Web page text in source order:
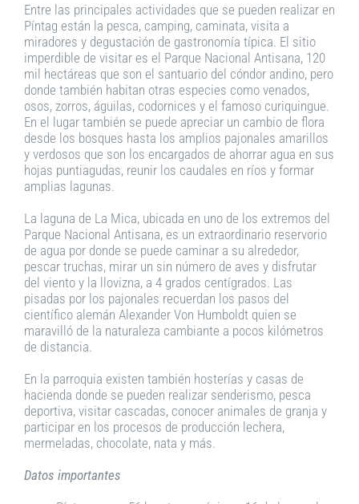
Entre las principales actividades que se pueden realizar en
Píntag están la pesca, camping, caminata, visita a
miradores y degustación de gastronomía típica. El sitio
imperdible de visitar es el Parque Nacional Antisana, 120
mil hectáreas que son el santuario del cóndor andino, pero
donde también habitan otras especies como venados,
osos, zorros, águilas, codornices y el famoso curiquingue.
En el lugar también se puede apreciar un cambio de flora
desde los bosques hasta los amplios pajonales amarillos
y verdosos que son los encargados de ahorrar agua en sus
hojas puntiagudas, reunir los caudales en ríos y formar
amplias lagunas.
La laguna de La Mica, ubicada en uno de los extremos del
Parque Nacional Antisana, es un extraordinario reservorio
de agua por donde se puede caminar a su alrededor,
pescar truchas, mirar un sin número de aves y disfrutar
del viento y la llovizna, a 4 grados centígrados. Las
pisadas por los pajonales recuerdan los pasos del
científico alemán Alexander Von Humboldt quien se
maravilló de la naturaleza cambiante a pocos kilómetros
de distancia.
En la parroquia existen también hosterías y casas de
hacienda donde se pueden realizar senderismo, pesca
deportiva, visitar cascadas, conocer animales de granja y
participar en los procesos de producción lechera,
mermeladas, chocolate, nata y más.
Datos importantes